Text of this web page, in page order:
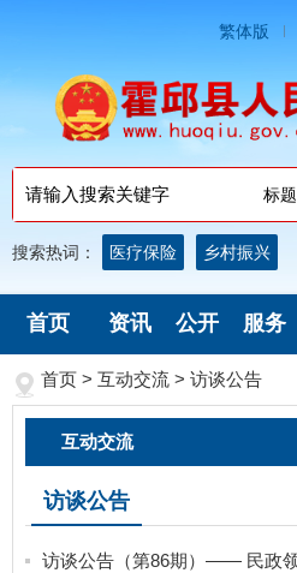
繁体版
标题
搜索热词： 医疗保险 乡村振兴
首页 资讯 公开 服务
首页 > 互动交流 > 访谈公告
互动交流
访谈公告